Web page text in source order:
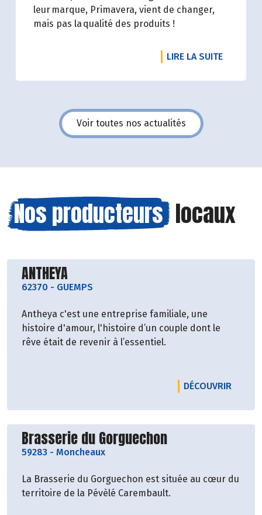
leur marque, Primavera, vient de changer,
mais pas la qualité des produits !
LIRE LA SUITEDE
Voir toutes nos actualités
Nos producteurs locaux
Découvrir le producteur
ANTHEYA
62370 - GUEMPS
Antheya c'est une entreprise familiale, une
histoire d'amour, l'histoire d’un couple dont le
rêve était de revenir à l’essentiel.
DÉCOUVRIR
Découvrir le producteur
Brasserie du Gorguechon
59283 - Moncheaux
La Brasserie du Gorguechon est située au cœur du
territoire de la Pévèlé Carembault.